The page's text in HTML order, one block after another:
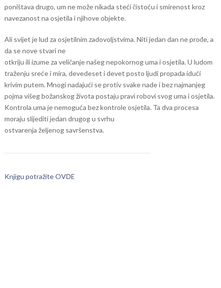
poništava drugo, um ne može nikada steći čistoću i smirenost kroz
navezanost na osjetila i njihove objekte.
Ali svijet je lud za osjetilnim zadovoljstvima. Niti jedan dan ne prođe, a
da se nove stvari ne
otkriju ili izume za veličanje našeg nepokornog uma i osjetila. U ludom
traženju sreće i mira, devedeset i devet posto ljudi propada idući
krivim putem. Mnogi nadajući se protiv svake nade i bez najmanjeg
pojma višeg božanskog života postaju pravi robovi svog uma i osjetila.
Kontrola uma je nemoguća bez kontrole osjetila. Ta dva procesa
moraju slijediti jedan drugog u svrhu
ostvarenja željenog savršenstva.
Knjigu potražite OVDE